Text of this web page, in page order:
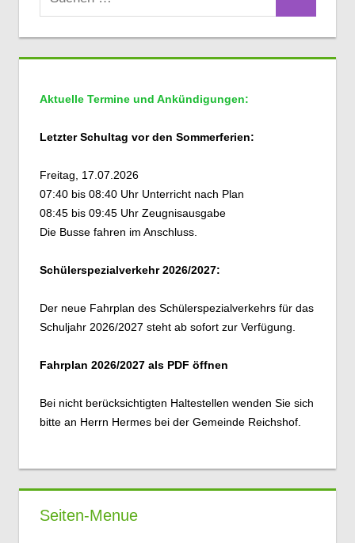
nach:
Aktuelle Termine und Ankündigungen:
Letzter Schultag vor den Sommerferien:
Freitag, 17.07.2026
07:40 bis 08:40 Uhr Unterricht nach Plan
08:45 bis 09:45 Uhr Zeugnisausgabe
Die Busse fahren im Anschluss.
Schülerspezialverkehr 2026/2027:
Der neue Fahrplan des Schülerspezialverkehrs für das
Schuljahr 2026/2027 steht ab sofort zur Verfügung.
Fahrplan 2026/2027 als PDF öffnen
Bei nicht berücksichtigten Haltestellen wenden Sie sich
bitte an Herrn Hermes bei der Gemeinde Reichshof.
Seiten-Menue